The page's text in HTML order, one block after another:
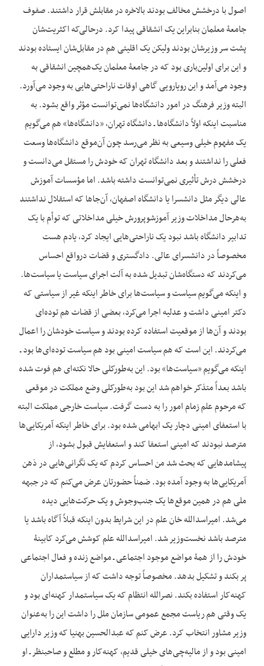
اصول با درخشش مخالف بودند بالاخره در مقابلش قرار داشتند. صفوف
جامعۀ معلمان بنابراین یک انشقاقی پیدا کرد. درحالی‌که اکثریت‌شان
پشت سر وزیرشان بودند ولیکن یک اقلیتی هم در مقابل‌شان ایستاده بودند
و این برای اولین‌باری بود که در جامعۀ معلمان یک‌همچین انشقاقی به
وجود می‌آمد و این رویارویی گاهی اوقات ناراحتی‌هایی به وجود می‌آورد.
البته وزیر فرهنگ در امور دانشگاه‌ها نمی‌توانست مؤثر واقع بشود. به
مناسبت این‏که اولاً دانشگاه‌ها ـ دانشگاه تهران، «دانشگاه‌ها» هم می‌گویم
یک مفهوم خیلی وسیعی به نظر می‌رسد چون آن‌موقع دانشگاه‌ها وسعت
فعلی را نداشتند و بعد دانشگاه تهران که خودش را مستقل می‌دانست و
درخشش درش تأثیری نمی‌توانست داشته باشد. اما مؤسسات آموزش
عالی دیگر مثل دانشسرا یا دانشگاه اصفهان، آن‌جاها که استقلال نداشتند
به‌هرحال مداخلات وزیر آموزش‏وپرورش خیلی مداخلاتی که توأم با یک
تدابیر دانشگاه باشد نبود یک ناراحتی‌هایی ایجاد کرد، یادم هست
مخصوصاً در دانشسرای عالی. دادگستری و قضات درواقع احساس
می‌کردند که دستگاه‌شان تبدیل شده به آلت اجرای سیاست یا سیاست‌ها.
و این‏که می‌گویم سیاست و سیاست‌ها برای خاطر این‏که غیر از سیاستی که
دکتر امینی داشت و عدلیه اجرا می‌کرد، بعضی از قضات هم توده‌ای
بودند و آن‌ها از موقعیت استفاده کرده بودند و سیاست خودشان را اعمال
می‌کردند. این است که هم سیاست امینی بود هم سیاست توده‌ای‌ها بود ـ
این‏که می‌گویم «سیاست‌ها» بود. این به‌طورکلی حالا نکته‌ای هم فوت شده
باشد بعداً متذکر خواهم شد این بود به‌طورکلی وضع مملکت در موقعی
که مرحوم علم زمام امور را به دست گرفت. سیاست خارجی مملکت البته
با استعفای امینی دچار یک ابهامی شده بود. برای خاطر این‏که آمریکایی‌ها
مترصد نبودند که امینی استعفا کند و استعفایش قبول بشود، از
پیشامدهایی که بحث شد من احساس کردم که یک نگرانی‌هایی در ذهن
آمریکایی‌ها به وجود آمده بود. ضمناً حضورتان عرض می‌کنم که در جبهه
ملی هم در همین موقع‌ها یک جنب‌وجوش و یک حرکت‌هایی دیده
می‌شد. امیراسدالله خان علم در این شرایط بدون این‏که قبلاً آگاه باشد یا
مترصد باشد نخست‌وزیر شد. امیراسدالله علم کوشش می‌کرد کابینۀ
خودش را از همۀ مواضع موجود اجتماعی ـ مواضع زنده و فعال اجتماعی
پر بکند و تشکیل بدهد. مخصوصاً توجه داشت که از سیاستمداران
کهنه‌کار استفاده بکند. نصرالله انتظام که یک سیاستمدار کهنه‌ای بود و
یک وقتی هم ریاست مجمع عمومی سازمان ‌ملل را داشت این را به‌عنوان
وزیر مشاور انتخاب کرد. عرض کنم که عبدالحسین بهنیا که وزیر دارایی
امینی بود و از مالیه‌چی‌های خیلی قدیم، کهنه‌کار و مطلع و صاحب‏نظر ـ او